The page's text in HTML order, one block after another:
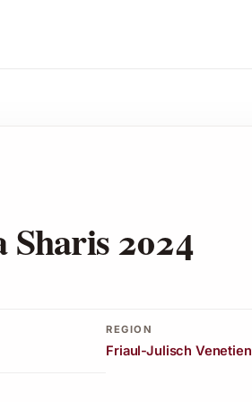
Sharis 2024
REGION
Friaul-Julisch Venetien